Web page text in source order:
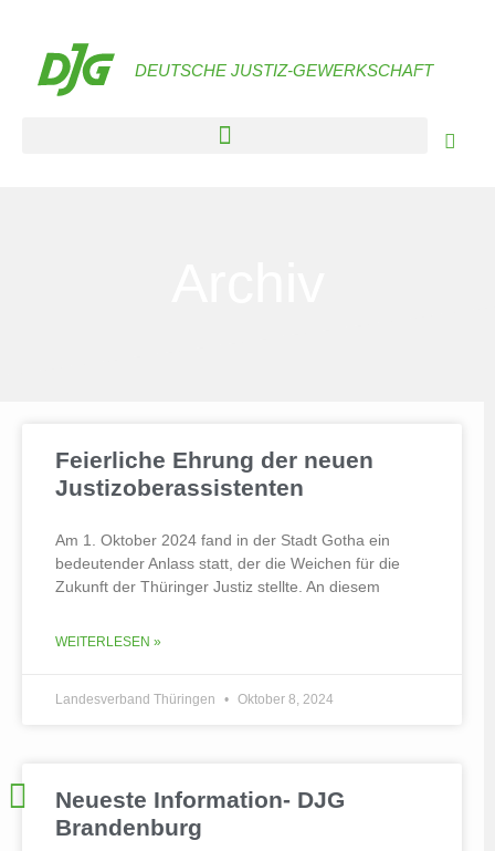
DEUTSCHE JUSTIZ-GEWERKSCHAFT
Feierliche Ehrung der neuen
Justizoberassistenten
Am 1. Oktober 2024 fand in der Stadt Gotha ein
bedeutender Anlass statt, der die Weichen für die
Zukunft der Thüringer Justiz stellte. An diesem
WEITERLESEN »
Landesverband Thüringen Oktober 8, 2024
Neueste Information- DJG
Brandenburg